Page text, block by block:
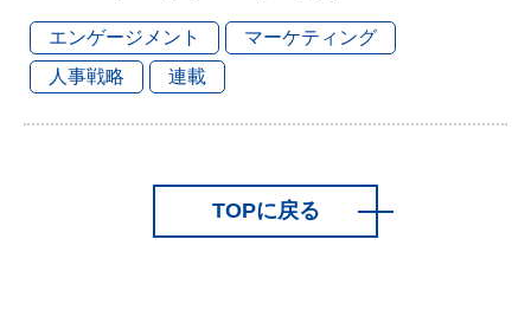
エンゲージメント
マーケティング
人事戦略
連載
TOPに戻る